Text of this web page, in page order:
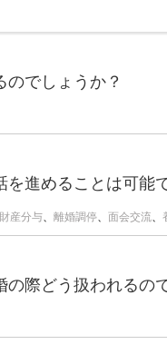
でしょうか？
進めることは可能
財産分与、 離婚調停、 面会交流、
際どう扱われるの